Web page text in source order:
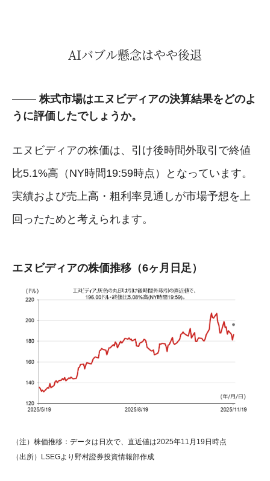
AIバブル懸念はやや後退
株式市場はエヌビディアの決算結果をどのよ
うに評価したでしょうか。
エヌビディアの株価は、引け後時間外取引で終値
比5.1%高（NY時間19:59時点）となっています。
実績および売上高・粗利率見通しが市場予想を上
回ったためと考えられます。
エヌビディアの株価推移（6ヶ月日足）
（注）株価推移：データは日次で、直近値は2025年11月19日時点
（出所）LSEGより野村證券投資情報部作成